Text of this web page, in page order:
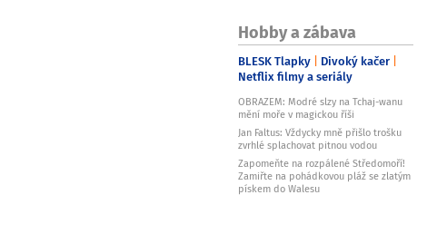
Hobby a zábava
BLESK Tlapky Divoký kačer
Netflix filmy a seriály
OBRAZEM: Modré slzy na Tchaj-wanu
mění moře v magickou říši
Jan Faltus: Vždycky mně přišlo trošku
zvrhlé splachovat pitnou vodou
Zapomeňte na rozpálené Středomoří!
Zamiřte na pohádkovou pláž se zlatým
pískem do Walesu